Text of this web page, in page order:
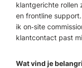
klantgerichte rollen
en frontline
ik on‑site
klantcontact past
Wat vind je